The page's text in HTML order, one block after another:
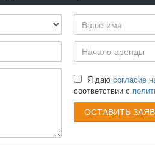
Я даю согласие
соответствии с
ОСТАВИТЬ